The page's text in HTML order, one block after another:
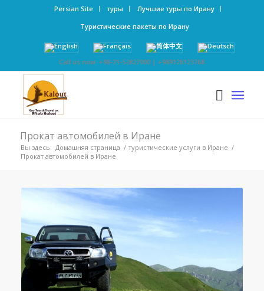
Persian Site туры
Лучшие туры по Ирану
Туристические пакеты по Ирану
Call us now: +98-21-52827000 | +989126123768
Прокат автомобилей в Иране
Вы здесь: Домашняя страница / туристические услуги в Иране /
Прокат автомобилей в Иране